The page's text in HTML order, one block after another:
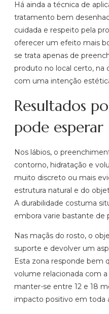
Há ainda a técnica de
tratamento bem
cuidada e respeito pela
oferecer um efeito mais
se trata apenas de
produto no local certo, na
com uma intenção
Resultados
pode esperar
Nos lábios, o
contorno, hidratação e
muito discreto ou mais
estrutura natural e do
A durabilidade costuma
embora varie bastante de
Nas maçãs do rosto, o
suporte e devolver um
Esta zona responde bem
volume relacionada com
manter-se entre 12 e 18
impacto positivo em toda